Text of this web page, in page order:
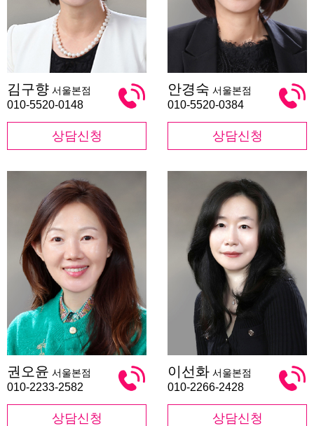
구
향
김구향 서울본점
010-5520-0148
상담신청
경
숙
안경숙 서울본점
010-5520-0384
상담신청
오
윤
권오윤 서울본점
010-2233-2582
상담신청
선
화
이선화 서울본점
010-2266-2428
상담신청